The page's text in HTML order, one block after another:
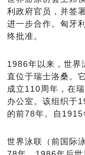
利政府官员，并签
进一步合作。匈牙
终批准。
1986年以来，世
直位于瑞士洛桑。
成立110周年，在
办公室。该组织于
的前78年。自1915
世界泳联（前国际